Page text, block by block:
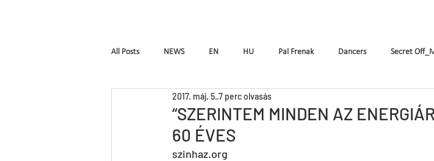
All Posts NEWS EN HU Pal Frenak Dancers Secret
Hymen Seven
A fából faragott királyfi
“SZERINTEM MINDEN AZ
60 ÉVES
2017. máj. 5.7 perc olvasás
szinhaz.org